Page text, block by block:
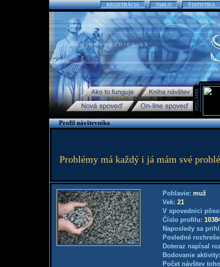
REGISTRÁCIA TABLO ŠTATISTIKA
Profil návštevníka
Problémy má každý i já mám své
Pohlavie: muž
Vek: 21
V spovednici
Číslo profilu:
Naposledy sa
Posledné
Doteraz napísal
Bodovanie
Počet návštev